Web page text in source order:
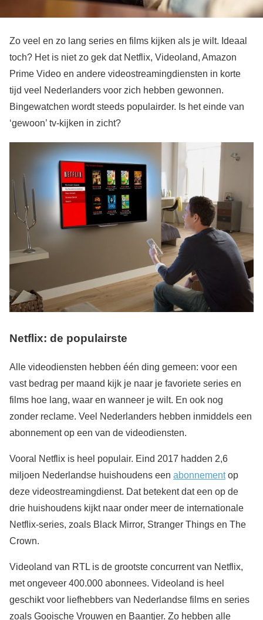
Zo veel en zo lang series en films kijken als je wilt. Ideaal
toch? Het is niet zo gek dat Netflix, Videoland, Amazon
Prime Video en andere videostreamingdiensten in korte
tijd veel Nederlanders voor zich hebben gewonnen.
Bingewatchen wordt steeds populairder. Is het einde van
‘gewoon’ tv-kijken in zicht?
Netflix: de populairste
Alle videodiensten hebben één ding gemeen: voor een
vast bedrag per maand kijk je naar je favoriete series en
films hoe lang, waar en wanneer je wilt. En ook nog
zonder reclame. Veel Nederlanders hebben inmiddels een
abonnement op een van de videodiensten.
Vooral Netflix is heel populair. Eind 2017 hadden 2,6
miljoen Nederlandse huishoudens een abonnementop
deze videostreamingdienst. Dat betekent dat een op de
drie huishoudens kijkt naar onder meer de internationale
Netflix-series, zoals Black Mirror, Stranger Things en The
Crown.
Videoland van RTL is de grootste concurrent van Netflix,
met ongeveer 400.000 abonnees. Videoland is heel
geschikt voor liefhebbers van Nederlandse films en series
zoals Gooische Vrouwen en Baantjer. Zo hebben alle